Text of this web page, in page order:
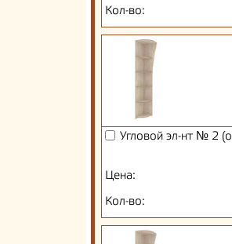
Кол-во:
Угловой эл-нт № 2
Цена:
Кол-во: